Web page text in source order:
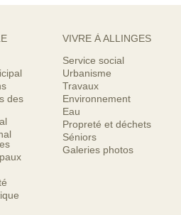
des
VIVRE À ALLINGES
Service social
Urbanisme
Travaux
Environnement
Eau
Propreté et déchets
Séniors
Galeries photos